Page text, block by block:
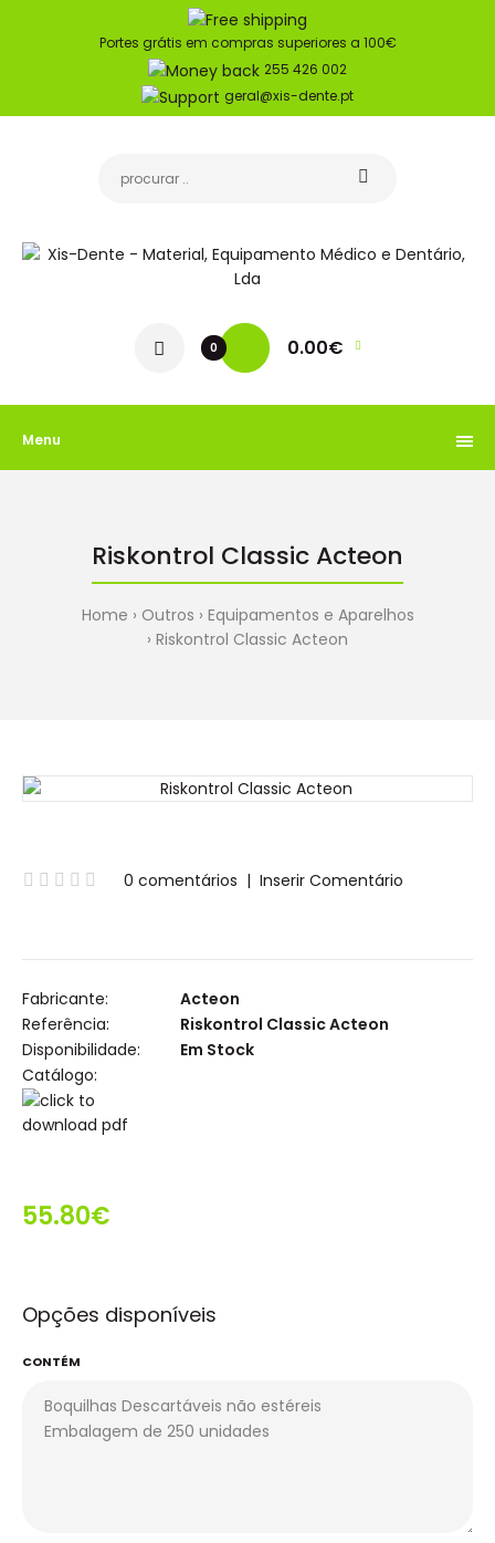
Portes grátis em compras superiores a 100€
255 426 002
geral@xis-dente.pt
0 0.00€
Menu
Riskontrol Classic Acteon
Home Outros
Equipamentos e Aparelhos
Riskontrol Classic Acteon
0 comentários | Inserir Comentário
Fabricante:
Acteon
Referência:
Riskontrol Classic Acteon
Disponibilidade:
Em Stock
Catálogo:
55.80€
Opções disponíveis
CONTÉM